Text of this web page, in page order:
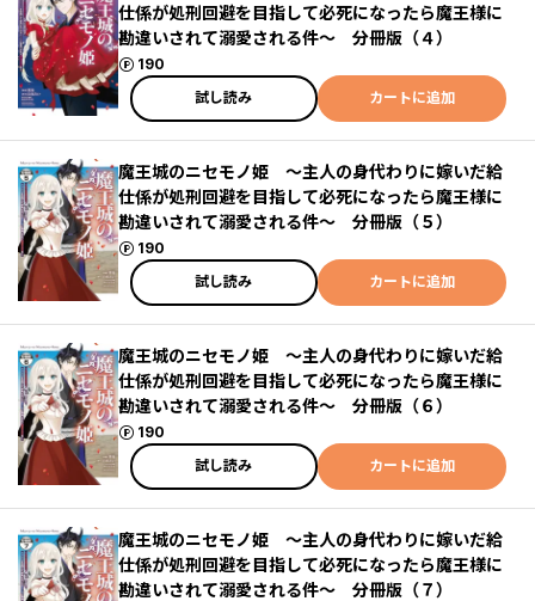
仕係が処刑回避を目指して必死になったら魔王様に
勘違いされて溺愛される件～ 分冊版（４）
190
ポイント
試し読み
カートに追加
魔王城のニセモノ姫 ～主人の身代わりに嫁いだ給
仕係が処刑回避を目指して必死になったら魔王様に
勘違いされて溺愛される件～ 分冊版（５）
190
ポイント
試し読み
カートに追加
魔王城のニセモノ姫 ～主人の身代わりに嫁いだ給
仕係が処刑回避を目指して必死になったら魔王様に
勘違いされて溺愛される件～ 分冊版（６）
190
ポイント
試し読み
カートに追加
魔王城のニセモノ姫 ～主人の身代わりに嫁いだ給
仕係が処刑回避を目指して必死になったら魔王様に
勘違いされて溺愛される件～ 分冊版（７）